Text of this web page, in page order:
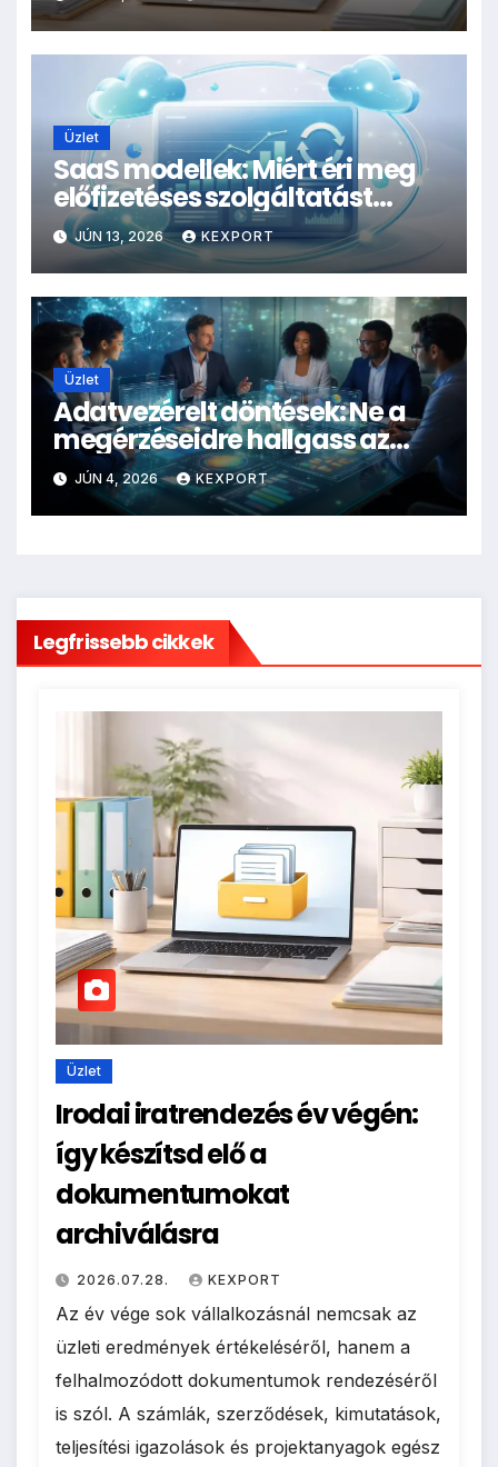
archiválásra
Üzlet
SaaS modellek: Miért éri meg
előfizetéses szolgáltatást
indítani?
JÚN 13, 2026 KEXPORT
Üzlet
Adatvezérelt döntések: Ne a
megérzéseidre hallgass az
üzletben!
JÚN 4, 2026 KEXPORT
Legfrissebb cikkek
Üzlet
Irodai iratrendezés év végén:
így készítsd elő a
dokumentumokat
archiválásra
2026.07.28. KEXPORT
Az év vége sok vállalkozásnál nemcsak az
üzleti eredmények értékeléséről, hanem a
felhalmozódott dokumentumok rendezéséről
is szól. A számlák, szerződések, kimutatások,
teljesítési igazolások és projektanyagok egész